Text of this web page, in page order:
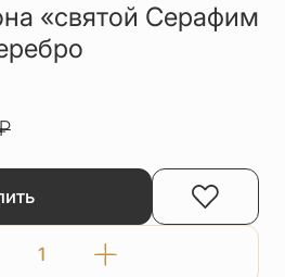
«святой Серафим
Количество